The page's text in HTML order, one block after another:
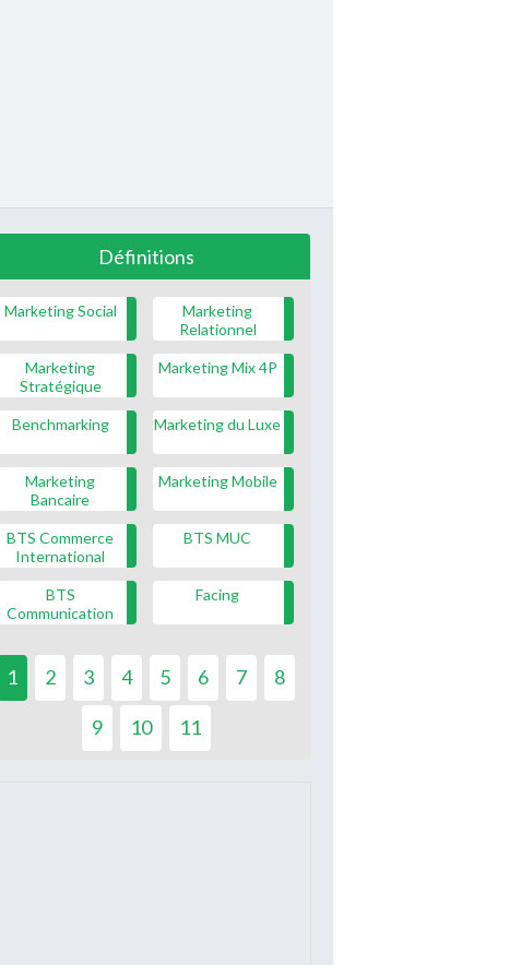
Définitions
Marketing Social
Marketing
Relationnel
Marketing
Stratégique
Marketing Mix 4P
Benchmarking Marketing du Luxe
Marketing
Bancaire
Marketing Mobile
BTS Commerce
International
BTS MUC
BTS
Communication
Facing
1 2 3 4 5 6 7 8
9 10 11